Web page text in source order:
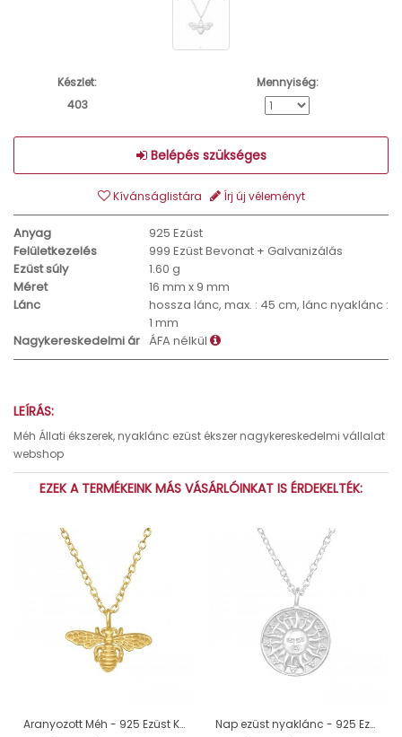
Készlet:
403
Mennyiség:
Belépés szükséges
Kívánságlistára Írj új véleményt
Anyag
925 Ezüst
Felületkezelés
999 Ezüst Bevonat + Galvanizálás
Ezüst súly
1.60 g
Méret
16 mm x 9 mm
Lánc
hossza lánc, max. : 45 cm, lánc nyaklánc :
1 mm
Nagykereskedelmi ár ÁFA nélkül
LEÍRÁS:
Méh Állati ékszerek, nyaklánc ezüst ékszer nagykereskedelmi vállalat
webshop
EZEK A TERMÉKEINK MÁS VÁSÁRLÓINKAT IS ÉRDEKELTÉK:
Aranyozott Méh - 925 Ezüst Kő Nélküli Nyakláncok A4S44680
Nap ezüst nyaklánc - 925 Ezüst Kő Nélküli Nyakláncok A4S46722